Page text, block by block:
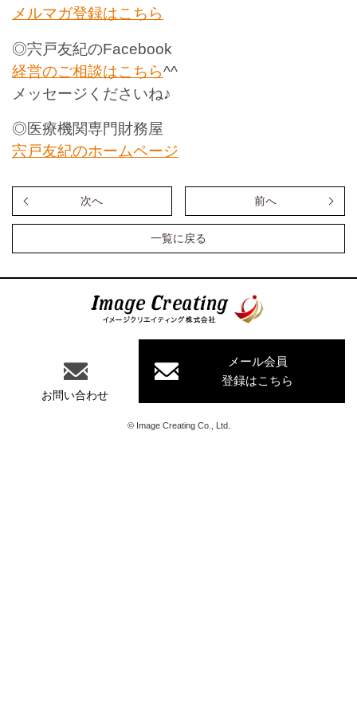
メルマガ登録はこちら
◎宍戸友紀のFacebook
経営のご相談はこちら^^
メッセージくださいね♪
◎医療機関専門財務屋
宍戸友紀のホームページ
次へ 前へ
一覧に戻る
お問い合わせ
メール会員
登録はこちら
© Image Creating Co., Ltd.